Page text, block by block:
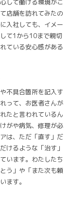
して働ける環境がこ
店舗を訪れてみたの
入社しても、イメー
て1から10まで親切
ている安心感がある
不具合箇所を記入す
って、お医者さんが
たと言われているん
がや病気、修理が必
は、ただ「直す」だ
けるような「治す」
います。わたしたち
う」や「また次も頼
ます。